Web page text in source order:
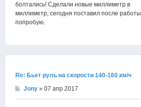
болтались! Сделали новые миллиметр в
миллиметр, сегодня поставил после работы
попробую.
Re: Бьет руль на скорости 140-160 км/ч
Jony » 07 апр 2017